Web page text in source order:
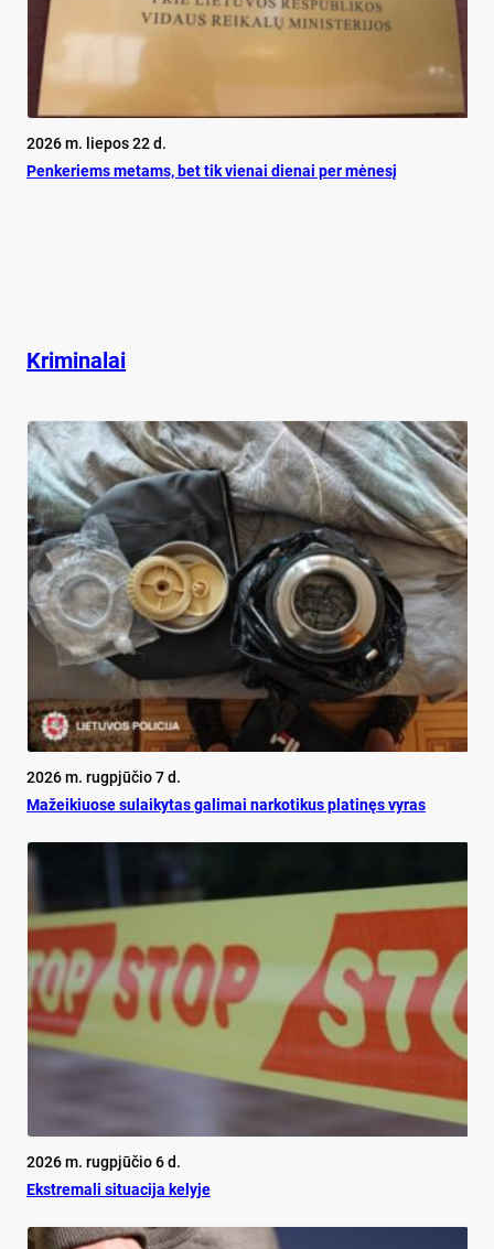
2026 m. liepos 22 d.
Pen­ke­riems me­tams, bet tik vie­nai die­nai per mė­ne­sį
Kriminalai
2026 m. rugpjūčio 7 d.
Mažeikiuose sulaikytas galimai narkotikus platinęs vyras
2026 m. rugpjūčio 6 d.
Ekst­re­ma­li si­tua­ci­ja ke­ly­je